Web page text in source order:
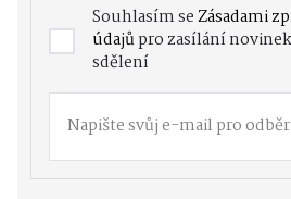
Souhlasím seZásadami
údajůpro zasílání
sdělení